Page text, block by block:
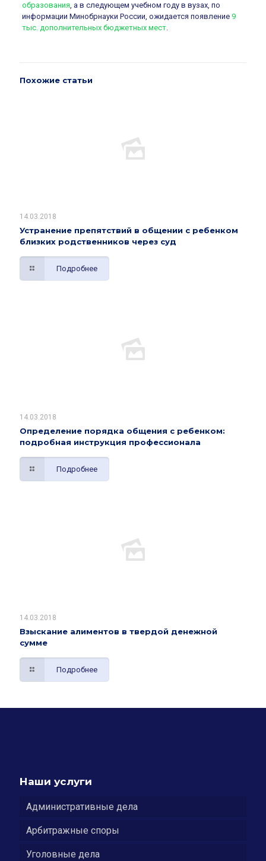
образования, а в следующем учебном году в вузах, по
информации Минобрнауки России, ожидается появление 9
тыс. дополнительных бюджетных мест.
Похожие статьи
14.03.2018
Устранение препятствий в общении с ребенком
близких родственников через суд
Подробнее
14.03.2018
Определение порядка общения с ребенком:
подробная инструкция профессионала
Подробнее
14.03.2018
Взыскание алиментов в твердой денежной
сумме
Подробнее
Наши услуги
Административные дела
Арбитражные споры
Уголовные дела